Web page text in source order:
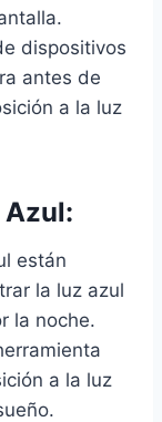
dispositivos
antes de
a la luz
Azul:
están
la luz azul
la noche.
a la luz